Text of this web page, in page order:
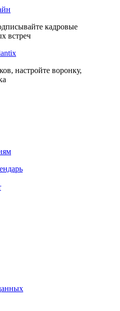
кадровые
встреч
настройте воронку,